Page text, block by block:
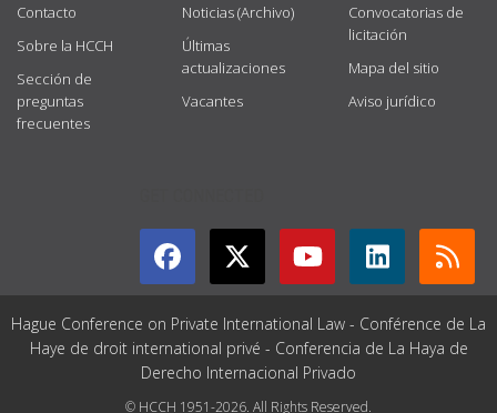
Contacto
Sobre la HCCH
Sección de
preguntas
frecuentes
Noticias (Archivo)
Últimas
actualizaciones
Vacantes
Convocatorias de
licitación
Mapa del sitio
Aviso jurídico
Hague Conference on Private International Law - Conférence de La
Haye de droit international privé - Conferencia de La Haya de
Derecho Internacional Privado
© HCCH 1951-2026. All Rights Reserved.